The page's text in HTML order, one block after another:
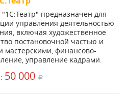
предназначен для
управления деятельностью
включая художественное
постановочной частью и
мастерскими, финансово-
управление кадрами.
50 000 a